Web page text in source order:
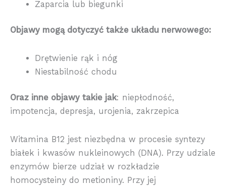
Zaparcia lub biegunki
Objawy mogą dotyczyć także układu nerwowego:
Drętwienie rąk i nóg
Niestabilność chodu
Oraz inne objawy takie jak: niepłodność,
impotencja, depresja, urojenia, zakrzepica
Witamina B12 jest niezbędna w procesie syntezy
białek i kwasów nukleinowych (DNA). Przy udziale
enzymów bierze udział w rozkładzie
homocysteiny do metioniny. Przy jej